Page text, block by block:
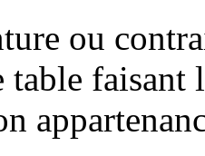
ou
table